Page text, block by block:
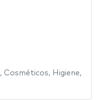
, Cosméticos, Higiene,